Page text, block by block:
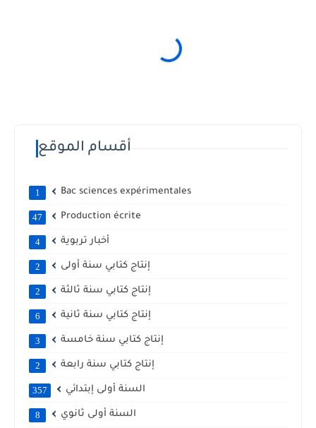
أقسام الموقع
Bac sciences expérimentales
1
Production écrite
47
أخبار تربوية 4
إنتاج كتابي سنة أولى 2
إنتاج كتابي سنة ثالثة 2
إنتاج كتابي سنة ثانية 6
إنتاج كتابي سنة خامسة 3
إنتاج كتابي سنة رابعة 2
السنة أولى إبتدائي 357
السنة أولى ثانوي 8